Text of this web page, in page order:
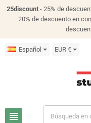
25discount- 25% de
20% de descuento en
Español EUR €
view_headline